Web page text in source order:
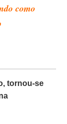
como
tornou-se